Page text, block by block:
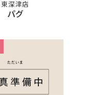
東深津店
パグ